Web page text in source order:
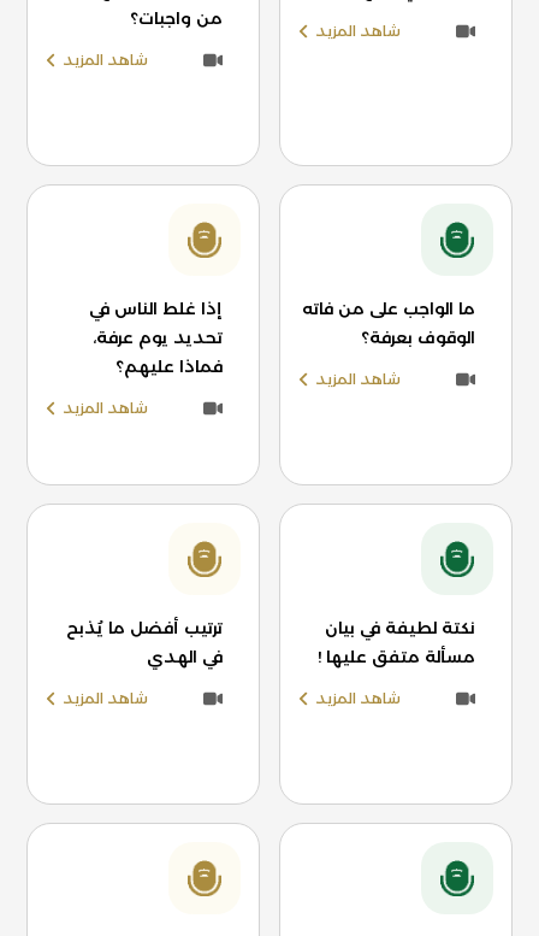
شاهد المزيد
من واجبات؟
شاهد المزيد
ما الواجب على من فاته
الوقوف بعرفة؟
شاهد المزيد
إذا غلط الناس في
تحديد يوم عرفة،
فماذا عليهم؟
شاهد المزيد
نكتة لطيفة في بيان
مسألة متفق عليها !
شاهد المزيد
ترتيب أفضل ما يُذبح
في الهدي
شاهد المزيد